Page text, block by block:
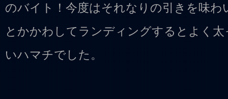
のバイト！今度はそれなりの引きを味
とかかわしてランディングするとよく
いハマチでした。